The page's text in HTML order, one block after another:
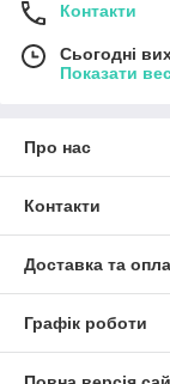
Контакти
Сьогодні
Показати
Про нас
Контакти
Доставка та
Графік роботи